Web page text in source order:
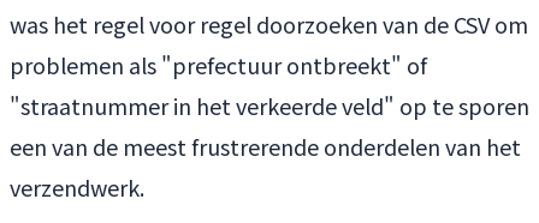
was het regel voor regel doorzoeken van de CSV om
problemen als "prefectuur ontbreekt" of
"straatnummer in het verkeerde veld" op te sporen
een van de meest frustrerende onderdelen van het
verzendwerk.